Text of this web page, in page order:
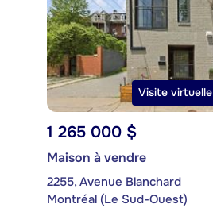
Visite virtuelle
1 265 000 $
Maison à vendre
2255, Avenue Blanchard
Montréal (Le Sud-Ouest)